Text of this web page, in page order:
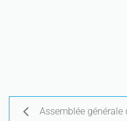
Assemblée